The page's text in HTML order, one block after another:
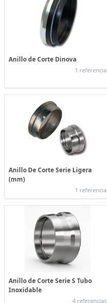
Anillo de Corte Dinova
1 referencia
Anillo De Corte Serie Ligera
(mm)
1 referencia
Anillo de Corte Serie S Tubo
Inoxidable
4 referencias